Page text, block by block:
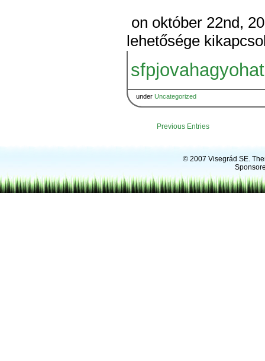
on október 22nd,
lehetősége
under Uncategorized
Previous Entries
© 2007 Visegrád SE.